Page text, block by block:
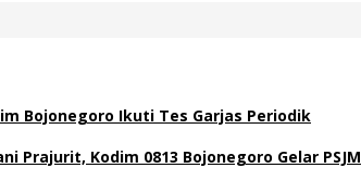
Bojonegoro Ikuti Tes Garjas Periodik
Prajurit, Kodim 0813 Bojonegoro Gelar PSJM